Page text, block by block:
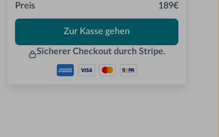
Preis 189€
Zur Kasse gehen
Sicherer Checkout durch Stripe.